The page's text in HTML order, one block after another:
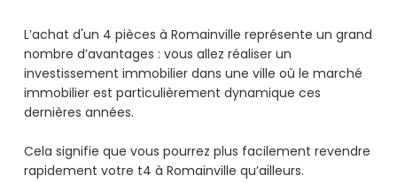
L’achat d'un 4 pièces à Romainville représente un grand
nombre d’avantages : vous allez réaliser un
investissement immobilier dans une ville où le marché
immobilier est particulièrement dynamique ces
dernières années.
Cela signifie que vous pourrez plus facilement revendre
rapidement votre t4 à Romainville qu’ailleurs.